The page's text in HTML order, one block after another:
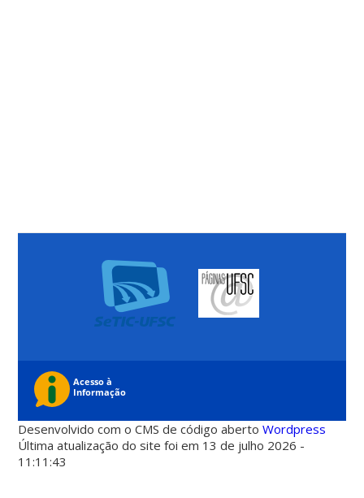
Desenvolvido com o CMS de código abertoWordpress
Última atualização do site foi em 13 de julho 2026 -
11:11:43